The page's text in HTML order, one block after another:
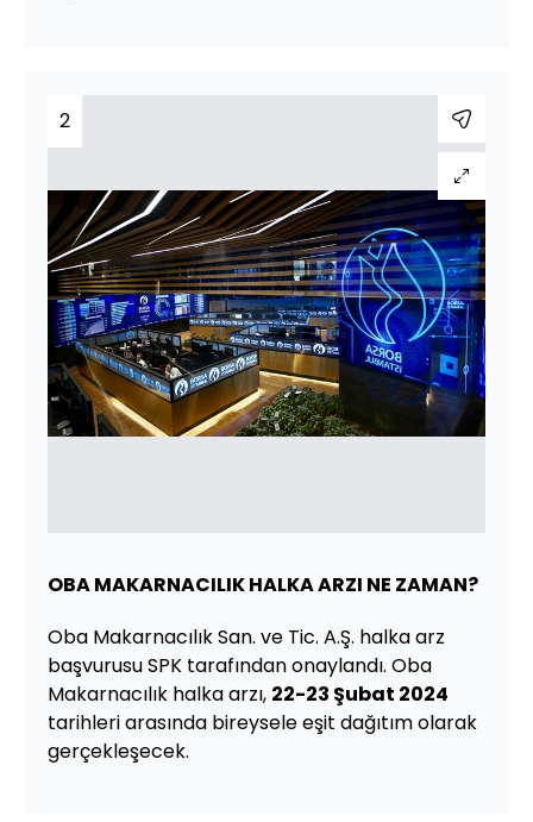
2
OBA MAKARNACILIK HALKA ARZI NE ZAMAN?
Oba Makarnacılık San. ve Tic. A.Ş. halka arz
başvurusu SPK tarafından onaylandı. Oba
Makarnacılık halka arzı, 22-23 Şubat 2024
tarihleri arasında bireysele eşit dağıtım olarak
gerçekleşecek.